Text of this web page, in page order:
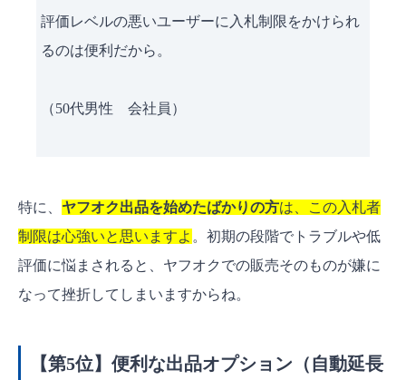
評価レベルの悪いユーザーに入札制限をかけられ
るのは便利だから。
（50代男性 会社員）
特に、 ヤフオク出品を始めたばかりの方は、この入札者
制限は心強いと思いますよ 。初期の段階でトラブルや低
評価に悩まされると、ヤフオクでの販売そのものが嫌に
なって挫折してしまいますからね。
【第5位】便利な出品オプション（自動延長